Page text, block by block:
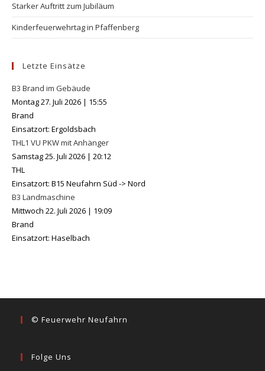
Starker Auftritt zum Jubiläum
Kinderfeuerwehrtag in Pfaffenberg
Letzte Einsätze
B3 Brand im Gebäude
Montag 27. Juli 2026 | 15:55
Brand
Einsatzort: Ergoldsbach
THL1 VU PKW mit Anhänger
Samstag 25. Juli 2026 | 20:12
THL
Einsatzort: B15 Neufahrn Süd -> Nord
B3 Landmaschine
Mittwoch 22. Juli 2026 | 19:09
Brand
Einsatzort: Haselbach
© Feuerwehr Neufahrn
Folge Uns